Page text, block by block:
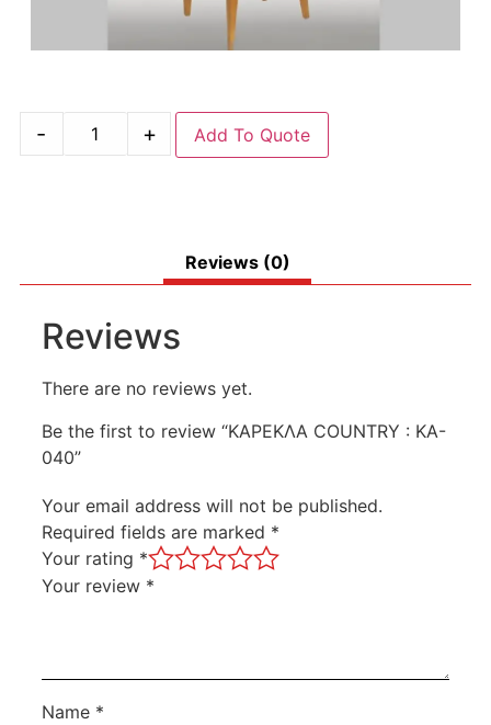
- + Add To Quote
Reviews (0)
Reviews
There are no reviews yet.
Be the first to review “ΚΑΡΕΚΛΑ COUNTRY : KA-
040”
Your email address will not be published.
Required fields are marked *
Your rating *
Your review *
Name *